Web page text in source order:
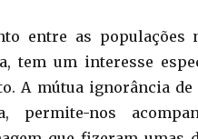
entre as populações
tem um interesse
A mútua ignorância
permite-nos